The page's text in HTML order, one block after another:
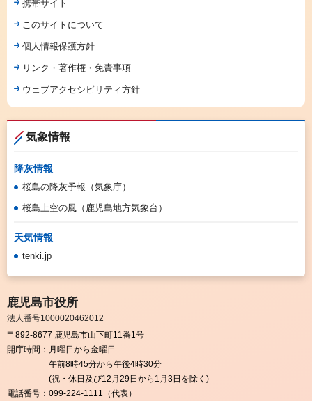
携帯サイト
このサイトについて
個人情報保護方針
リンク・著作権・免責事項
ウェブアクセシビリティ方針
気象情報
降灰情報
桜島の降灰予報（気象庁）
桜島上空の風（鹿児島地方気象台）
天気情報
tenki.jp
鹿児島市役所
法人番号1000020462012
〒892-8677 鹿児島市山下町11番1号
開庁時間： 月曜日から金曜日
午前8時45分から午後4時30分
(祝・休日及び12月29日から1月3日を除く)
電話番号： 099-224-1111（代表）